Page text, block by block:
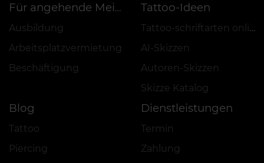
Für angehende Meister
Ausbildung
Arbeitsplatzvermietung
Beschäftigung
Tattoo-Ideen
Tattoo-schriftarten online
AI-Skizzen
Autoren-Skizzen
Skizze Katalog
Blog
Tattoo
Piercing
Dienstleistungen
Termin
Zahlung